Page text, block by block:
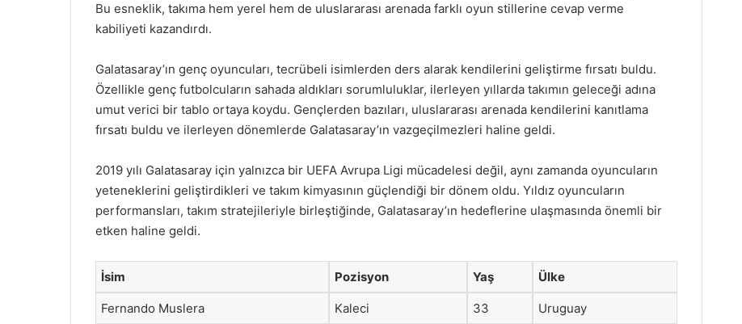
Bu esneklik, takıma hem yerel hem de uluslararası arenada farklı oyun stillerine cevap verme
kabiliyeti kazandırdı.
Galatasaray’ın genç oyuncuları, tecrübeli isimlerden ders alarak kendilerini geliştirme fırsatı buldu.
Özellikle genç futbolcuların sahada aldıkları sorumluluklar, ilerleyen yıllarda takımın geleceği adına
umut verici bir tablo ortaya koydu. Gençlerden bazıları, uluslararası arenada kendilerini kanıtlama
fırsatı buldu ve ilerleyen dönemlerde Galatasaray’ın vazgeçilmezleri haline geldi.
2019 yılı Galatasaray için yalnızca bir UEFA Avrupa Ligi mücadelesi değil, aynı zamanda oyuncuların
yeteneklerini geliştirdikleri ve takım kimyasının güçlendiği bir dönem oldu. Yıldız oyuncuların
performansları, takım stratejileriyle birleştiğinde, Galatasaray’ın hedeflerine ulaşmasında önemli bir
etken haline geldi.
İsim Pozisyon Yaş Ülke
Fernando Muslera Kaleci 33 Uruguay